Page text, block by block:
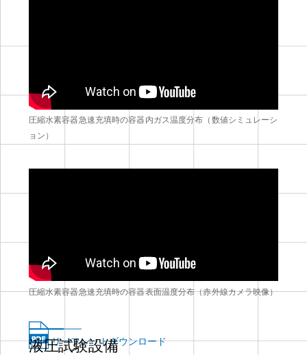
圧縮水素容器急速充填時の容器内ガス温度分布（数値シミュレーシ
ョン）
圧縮水素容器急速充填時の容器表面温度分布（赤外線カメラ映像）
リーフレットダウンロード
液圧試験設備